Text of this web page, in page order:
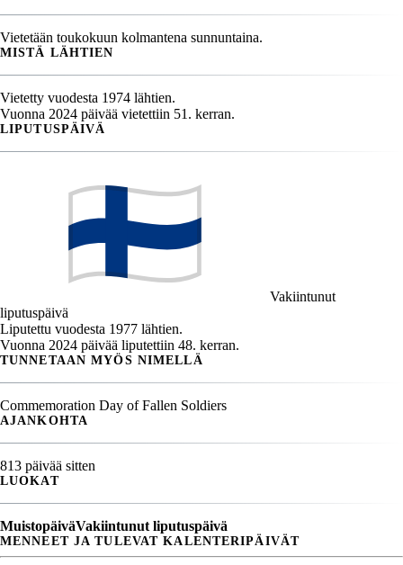
Vietetään toukokuun kolmantena sunnuntaina.
MISTÄ LÄHTIEN
Vietetty vuodesta 1974 lähtien.
Vuonna 2024 päivää vietettiin 51. kerran.
LIPUTUSPÄIVÄ
Vakiintunut
liputuspäivä
Liputettu vuodesta 1977 lähtien.
Vuonna 2024 päivää liputettiin 48. kerran.
TUNNETAAN MYÖS NIMELLÄ
Commemoration Day of Fallen Soldiers
AJANKOHTA
813 päivää sitten
LUOKAT
MuistopäiväVakiintunut liputuspäivä
MENNEET JA TULEVAT KALENTERIPÄIVÄT